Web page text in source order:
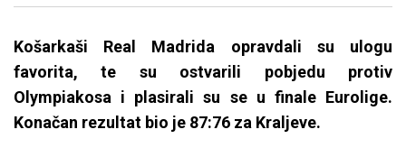
Košarkaši Real Madrida opravdali su ulogu
favorita, te su ostvarili pobjedu protiv
Olympiakosa i plasirali su se u finale Eurolige.
Konačan rezultat bio je 87:76 za Kraljeve.